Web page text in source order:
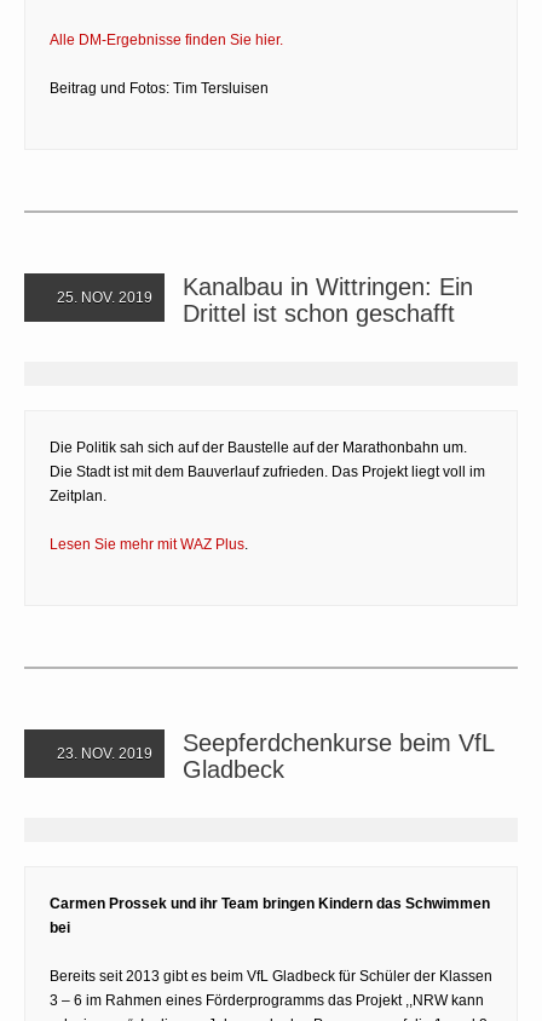
Alle DM-Ergebnisse finden Sie hier.
Beitrag und Fotos: Tim Tersluisen
25. NOV. 2019
Kanalbau in Wittringen: Ein
Drittel ist schon geschafft
Die Politik sah sich auf der Baustelle auf der Marathonbahn um.
Die Stadt ist mit dem Bauverlauf zufrieden. Das Projekt liegt voll im
Zeitplan.
Lesen Sie mehr mit WAZ Plus.
23. NOV. 2019
Seepferdchenkurse beim VfL
Gladbeck
Carmen Prossek und ihr Team bringen Kindern das Schwimmen
bei
Bereits seit 2013 gibt es beim VfL Gladbeck für Schüler der Klassen
3 – 6 im Rahmen eines Förderprogramms das Projekt ,,NRW kann